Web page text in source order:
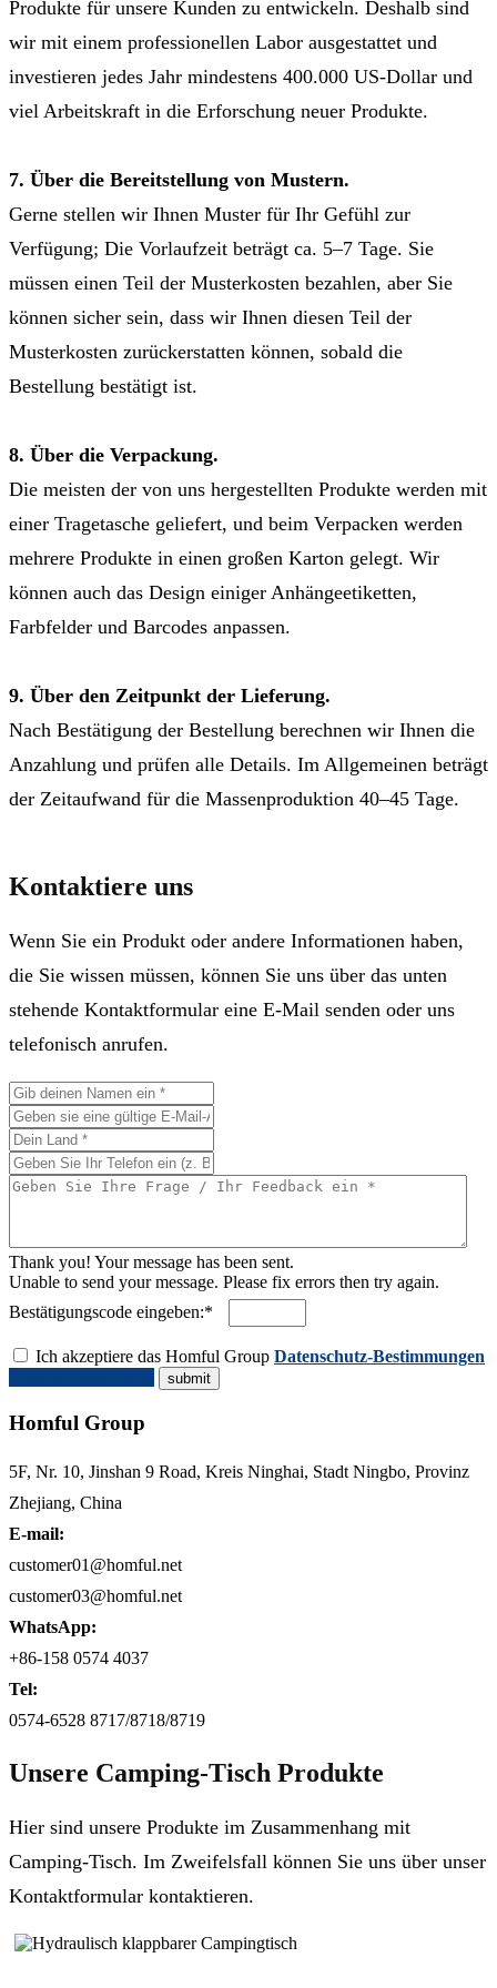
Produkte für unsere Kunden zu entwickeln. Deshalb sind
wir mit einem professionellen Labor ausgestattet und
investieren jedes Jahr mindestens 400.000 US-Dollar und
viel Arbeitskraft in die Erforschung neuer Produkte.
7. Über die Bereitstellung von Mustern.
Gerne stellen wir Ihnen Muster für Ihr Gefühl zur
Verfügung; Die Vorlaufzeit beträgt ca. 5–7 Tage. Sie
müssen einen Teil der Musterkosten bezahlen, aber Sie
können sicher sein, dass wir Ihnen diesen Teil der
Musterkosten zurückerstatten können, sobald die
Bestellung bestätigt ist.
8. Über die Verpackung.
Die meisten der von uns hergestellten Produkte werden mit
einer Tragetasche geliefert, und beim Verpacken werden
mehrere Produkte in einen großen Karton gelegt. Wir
können auch das Design einiger Anhängeetiketten,
Farbfelder und Barcodes anpassen.
9. Über den Zeitpunkt der Lieferung.
Nach Bestätigung der Bestellung berechnen wir Ihnen die
Anzahlung und prüfen alle Details. Im Allgemeinen beträgt
der Zeitaufwand für die Massenproduktion 40–45 Tage.
Kontaktiere uns
Wenn Sie ein Produkt oder andere Informationen haben,
die Sie wissen müssen, können Sie uns über das unten
stehende Kontaktformular eine E-Mail senden oder uns
telefonisch anrufen.
Thank you! Your message has been sent.
Unable to send your message. Please fix errors then try again.
Bestätigungscode eingeben:*
Ich akzeptiere das Homful Group Datenschutz-Bestimmungen
Homful Group
5F, Nr. 10, Jinshan 9 Road, Kreis Ninghai, Stadt Ningbo, Provinz
Zhejiang, China
E-mail:
customer01@homful.net
customer03@homful.net
WhatsApp:
+86-158 0574 4037
Tel:
0574-6528 8717/8718/8719
Unsere Camping-Tisch Produkte
Hier sind unsere Produkte im Zusammenhang mit
Camping-Tisch. Im Zweifelsfall können Sie uns über unser
Kontaktformular kontaktieren.